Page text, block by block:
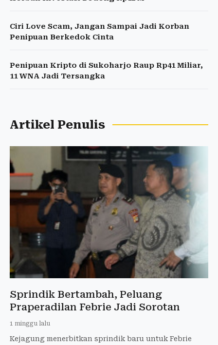
Ciri Love Scam, Jangan Sampai Jadi Korban
Penipuan Berkedok Cinta
Penipuan Kripto di Sukoharjo Raup Rp41 Miliar,
11 WNA Jadi Tersangka
Artikel Penulis
Sprindik Bertambah, Peluang
Praperadilan Febrie Jadi Sorotan
1 minggu lalu
Kejagung menerbitkan sprindik baru untuk Febrie